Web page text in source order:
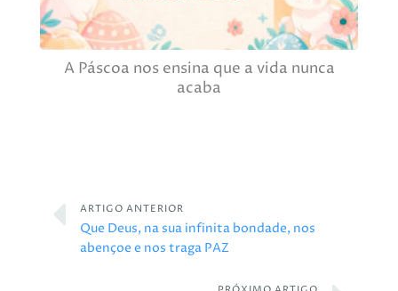
A Páscoa nos ensina que a vida nunca
acaba
ARTIGO ANTERIOR
Que Deus, na sua infinita bondade, nos
abençoe e nos traga PAZ